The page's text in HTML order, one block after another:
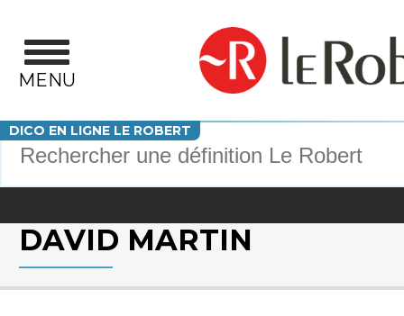
MENU
DICO EN LIGNE LE ROBERT
Votre recherche
DAVID MARTIN